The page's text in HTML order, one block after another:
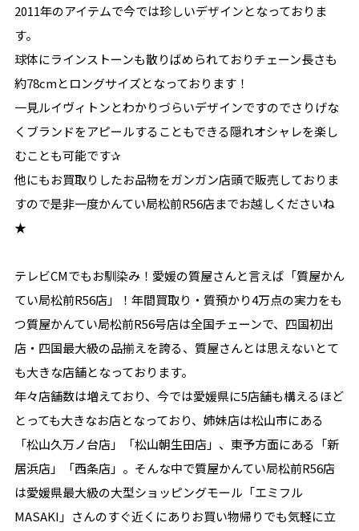
2011年のアイテムで今では珍しいデザインとなっておりま
す。
球体にラインストーンも散りばめられておりチェーン長さも
約78cmとロングサイズとなっております！
一見ルイヴィトンとわかりづらいデザインですのでさりげな
くブランドをアピールすることもできる隠れオシャレを楽し
むことも可能です✰
他にもお買取りしたお品物をガンガン店頭で販売しておりま
すので是非一度かんてい局松前R56店までお越しくださいね
★
テレビCMでもお馴染み！愛媛の質屋さんと言えば「質屋かん
てい局松前R56店」！年間買取り・質預かり4万点の実力をも
つ質屋かんてい局松前R56号店は全国チェーンで、四国初出
店・四国最大級の品揃えを誇る、質屋さんとは思えないとて
も大きな店舗となっております。
年々店舗数は増えており、今では愛媛県に5店舗も構えるほど
とっても大きなお店となっており、姉妹店は松山市にある
「松山久万ノ台店」「松山朝生田店」、東予方面にある「新
居浜店」「西条店」。そんな中で質屋かんてい局松前R56店
は愛媛県最大級の大型ショッピングモール「エミフル
MASAKI」さんのすぐ近くにありお買い物帰りでも気軽に立